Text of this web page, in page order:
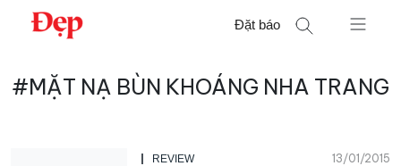
Chuyển
Đặt báo
kiếm
#MẶT NẠ BÙN KHOÁNG NHA TRANG
REVIEW 13/01/2015